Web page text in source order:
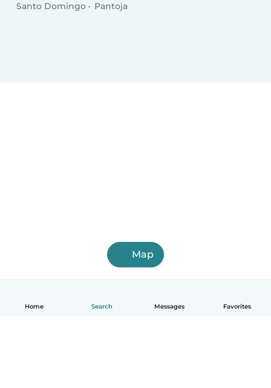
Home Search Messages Favorites
Santo Domingo Pantoja
Map